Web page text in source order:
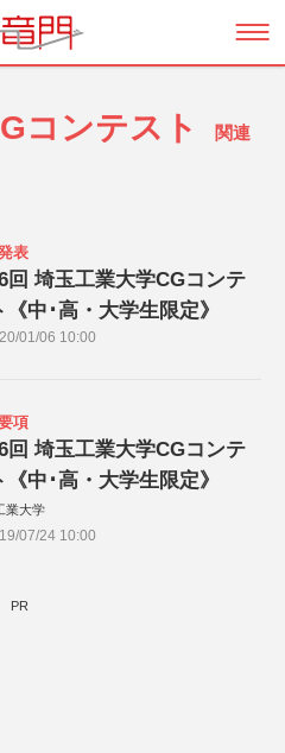
コンテスト 関連
表
回 埼玉工業大学CGコンテ
《中･高・大学生限定》
01/06 10:00
項
回 埼玉工業大学CGコンテ
《中･高・大学生限定》
業大学
07/24 10:00
PR